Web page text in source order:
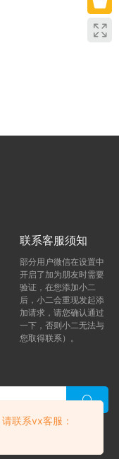
联系客服须知
部分用户微信在设置中
开启了加为朋友时需要
验证，在您添加小二
后，小二会重现发起添
加请求，请您确认通过
一下，否则小二无法与
您取得联系）。
联系vx客服：